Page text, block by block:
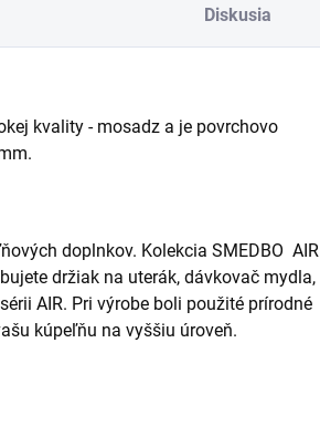
Diskusia
kvality - mosadz a je povrchovo
doplnkov. Kolekcia SMEDBO AIR
držiak na uterák, dávkovač mydla,
AIR. Pri výrobe boli použité prírodné
kúpeľňu na vyššiu úroveň.